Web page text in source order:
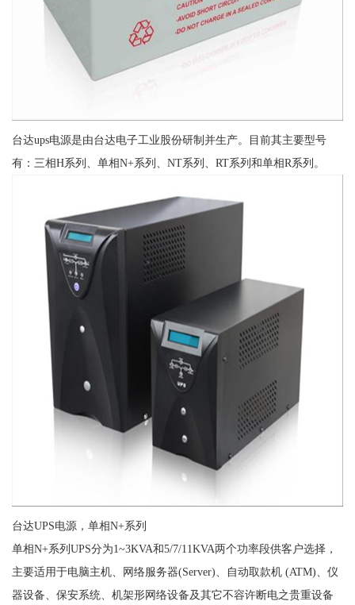
台达ups电源是由台达电子工业股份研制并生产。目前其主要型号
有：三相H系列、单相N+系列、NT系列、RT系列和单相R系列。
台达UPS电源，单相N+系列
单相N+系列UPS分为1~3KVA和5/7/11KVA两个功率段供客户选择，
主要适用于电脑主机、网络服务器(Server)、自动取款机 (ATM)、仪
器设备、保安系统、机架形网络设备及其它不容许断电之贵重设备